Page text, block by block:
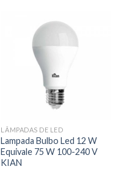
LÂMPADAS DE LED
Lampada Bulbo Led 12 W
Equivale 75 W 100-240 V
KIAN